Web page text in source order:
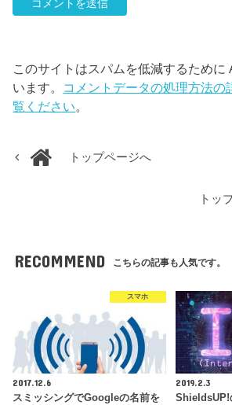
このサイトはスパムを低減するために
います。 コメントデータの処理方法の
覧ください。
トップページへ
トッ
RECOMMEND こちらの記事も人気です。
スマホ
2017.12.6
スミッシングでGoogleの名前を
2019.2.3
ShieldsUP!